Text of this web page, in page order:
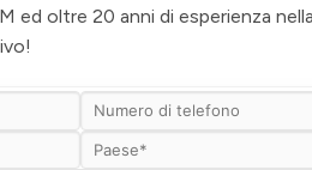
ed oltre 20 anni di esperienza